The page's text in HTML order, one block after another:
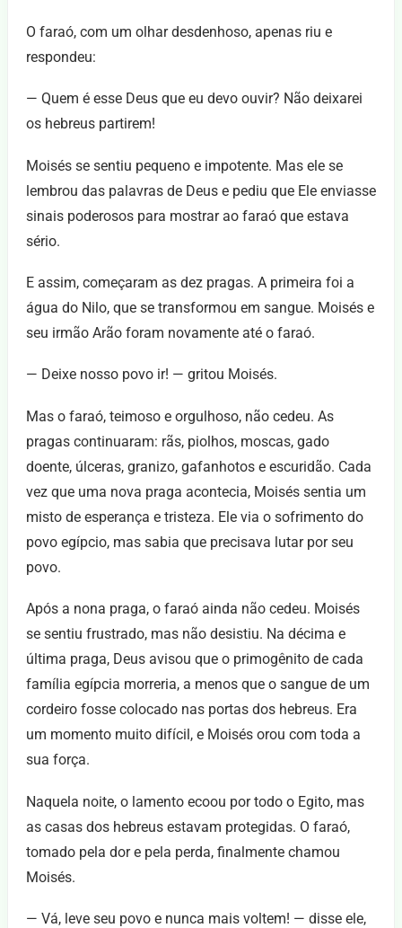
O faraó, com um olhar desdenhoso, apenas riu e
respondeu:
— Quem é esse Deus que eu devo ouvir? Não deixarei
os hebreus partirem!
Moisés se sentiu pequeno e impotente. Mas ele se
lembrou das palavras de Deus e pediu que Ele enviasse
sinais poderosos para mostrar ao faraó que estava
sério.
E assim, começaram as dez pragas. A primeira foi a
água do Nilo, que se transformou em sangue. Moisés e
seu irmão Arão foram novamente até o faraó.
— Deixe nosso povo ir! — gritou Moisés.
Mas o faraó, teimoso e orgulhoso, não cedeu. As
pragas continuaram: rãs, piolhos, moscas, gado
doente, úlceras, granizo, gafanhotos e escuridão. Cada
vez que uma nova praga acontecia, Moisés sentia um
misto de esperança e tristeza. Ele via o sofrimento do
povo egípcio, mas sabia que precisava lutar por seu
povo.
Após a nona praga, o faraó ainda não cedeu. Moisés
se sentiu frustrado, mas não desistiu. Na décima e
última praga, Deus avisou que o primogênito de cada
família egípcia morreria, a menos que o sangue de um
cordeiro fosse colocado nas portas dos hebreus. Era
um momento muito difícil, e Moisés orou com toda a
sua força.
Naquela noite, o lamento ecoou por todo o Egito, mas
as casas dos hebreus estavam protegidas. O faraó,
tomado pela dor e pela perda, finalmente chamou
Moisés.
— Vá, leve seu povo e nunca mais voltem! — disse ele,